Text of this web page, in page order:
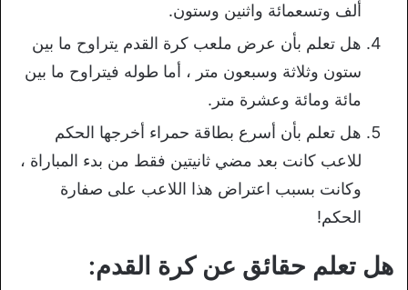
ألف وتسعمائة واثنين وستون.
هل تعلم بأن عرض ملعب كرة القدم يتراوح ما بين
ستون وثلاثة وسبعون متر ، أما طوله فيتراوح ما بين
مائة ومائة وعشرة متر.
هل تعلم بأن أسرع بطاقة حمراء أخرجها الحكم
للاعب كانت بعد مضي ثانيتين فقط من بدء المباراة ،
وكانت بسبب اعتراض هذا اللاعب على صفارة
الحكم!
هل تعلم حقائق عن كرة القدم: